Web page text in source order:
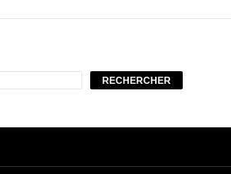
RECHERCHER